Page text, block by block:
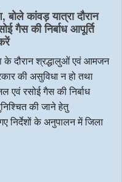
बोले कांवड़ यात्रा दौरान
गैस की निर्बाध आपूर्ति
के दौरान श्रद्धालुओं एवं आमजन
की असुविधा न हो तथा
एवं रसोई गैस की निर्बाध
की जाने हेतु
निर्देशों के अनुपालन में जिला